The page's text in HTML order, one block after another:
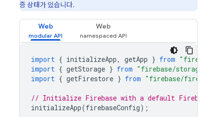
증 상태가 있습니다.
Web Web
import { initializeApp, getApp } from
import { getStorage } from "firebase/storage"
import { getFirestore } from "firebase/
// Initialize Firebase with a default Firebase
initializeApp(firebaseConfig);